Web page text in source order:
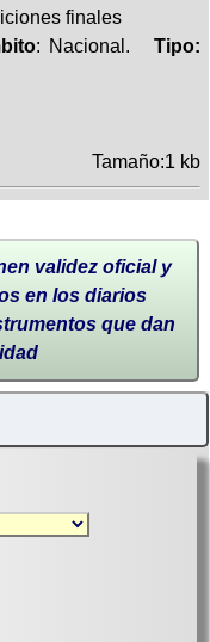
finales
: Nacional.Tipo:
Tamaño:1 kb
validez oficial y
en los diarios
que dan